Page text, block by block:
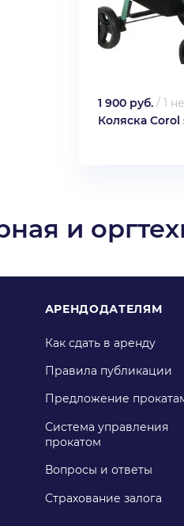
1 900 руб. / 1
Коляска Corol
и
АРЕНДОДАТЕЛЯМ
Как сдать в аренду
Правила публикации
Предложение
Система управления
прокатом
Вопросы и ответы
Страхование залога